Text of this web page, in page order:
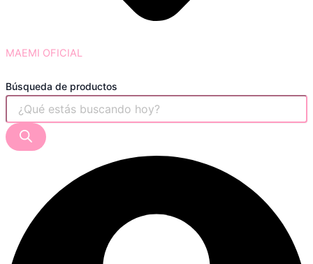
MAEMI OFICIAL
Búsqueda de productos